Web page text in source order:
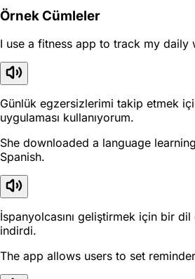
Örnek Cümleler
I use a fitness app to track my daily
Günlük egzersizlerimi takip etmek
uygulaması kullanıyorum.
She downloaded a language
Spanish.
İspanyolcasını geliştirmek için bir dil
indirdi.
The app allows users to set